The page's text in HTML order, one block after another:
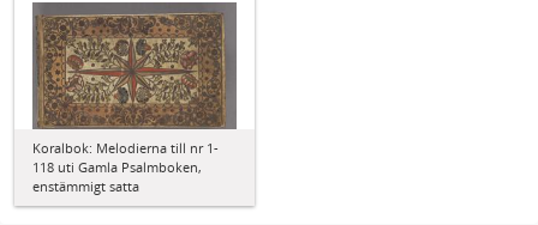
Koralbok: Melodierna till nr 1-
118 uti Gamla Psalmboken,
enstämmigt satta